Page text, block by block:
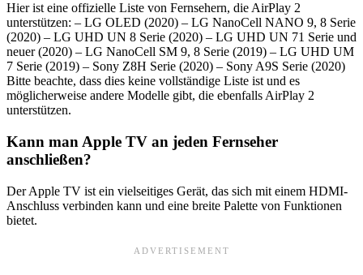
Hier ist eine offizielle Liste von Fernsehern, die AirPlay 2
unterstützen: – LG OLED (2020) – LG NanoCell NANO 9, 8 Serie
(2020) – LG UHD UN 8 Serie (2020) – LG UHD UN 71 Serie und
neuer (2020) – LG NanoCell SM 9, 8 Serie (2019) – LG UHD UM
7 Serie (2019) – Sony Z8H Serie (2020) – Sony A9S Serie (2020)
Bitte beachte, dass dies keine vollständige Liste ist und es
möglicherweise andere Modelle gibt, die ebenfalls AirPlay 2
unterstützen.
Kann man Apple TV an jeden Fernseher
anschließen?
Der Apple TV ist ein vielseitiges Gerät, das sich mit einem HDMI-
Anschluss verbinden kann und eine breite Palette von Funktionen
bietet.